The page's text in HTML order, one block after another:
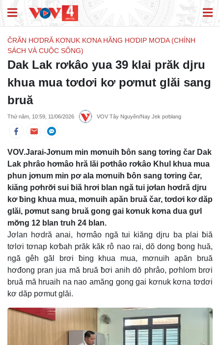
ČRĂN HƠDRĂ KƠNUK KƠNA HĂNG HƠDIP MƠDA (CHÍNH
SÁCH VÀ CUỘC SỐNG)
Dak Lak rơkâo yua 39 klai prăk djru
khua mua tơdơi kơ pơmut glăi sang
bruă
Thứ năm, 10:59, 11/06/2026 VOV Tây Nguyên/Nay Jek pơblang
VOV.Jarai-Jơnum min mơnuih ƀôn sang tơring čar Dak
Lak phrâo hơmâo hră lăi pơthâo rơkâo Khul khua mua
phun jơnum min pơ ala mơnuih ƀôn sang tơring čar,
kiăng pơhrơ̆i sui ƀiă hrơi blan ngă tui jơlan hơdră djru
kơ ƀing khua mua, mơnuih apăn bruă čar, tơdơi kơ dăp
glăi, pơmut sang bruă gong gai kơnuk kơna dua gưl
mơ̆ng 12 blan truh 24 blan.
Jơlan hơdră anai, hơmâo ngă tui kiăng djru ba plai ƀiă
tơlơi tơnap kơƀah prăk kăk rô nao rai, dŏ dong ƀong huă,
ngă gêh găl brơi ƀing khua mua, mơnuih apăn bruă
hơđong pran jua mă bruă ƀơi anih dŏ phrâo, pơhlom brơi
bruă mă hruaih na nao amăng gong gai kơnuk kơna tơdơi
kơ dăp pơmut glăi.